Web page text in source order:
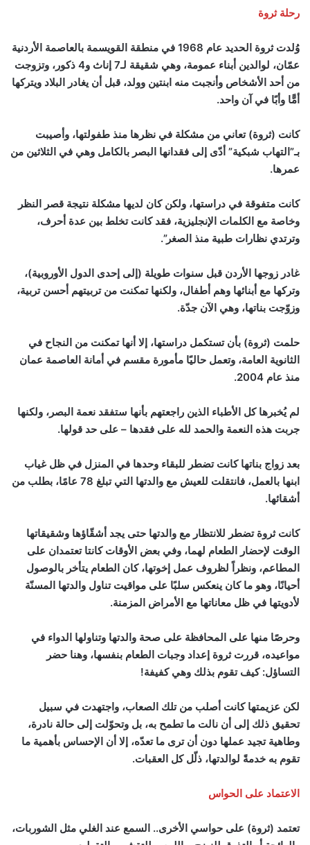
رحلة ثروة
وُلدت ثروة الحديد عام 1968 في منطقة القويسمة بالعاصمة الأردنية
عمّان، لوالدين أبناء عمومة، وهي شقيقة لـ7 إناث و4 ذكور، وتزوجت
من أحد الأشخاص وأنجبت منه ابنتين وولد، قبل أن يغادر البلاد ويتركها
أمًّا وأبًا في آن واحد.
كانت (ثروة) تعاني من مشكلة في نظرها منذ طفولتها، وأصيبت
بـ”التهاب شبكية” أدّى إلى فقدانها البصر بالكامل وهي في الثلاثين من
عمرها.
كانت متفوقة في دراستها، ولكن كان لديها مشكلة نتيجة قصر النظر
وخاصة مع الكلمات الإنجليزية، فقد كانت تخلط بين عدة أحرف،
وترتدي نظارات طبية منذ الصغر”.
غادر زوجها الأردن قبل سنوات طويلة (إلى إحدى الدول الأوروبية)،
وتركها مع أبنائها وهم أطفال، ولكنها تمكنت من تربيتهم أحسن تربية،
وزوّجت بناتها، وهي الآن جدّة.
حلمت (ثروة) بأن تستكمل دراستها، إلا أنها تمكنت من النجاح في
الثانوية العامة، وتعمل حاليًا مأمورة مقسم في أمانة العاصمة عمان
منذ عام 2004.
لم يُخبرها كل الأطباء الذين راجعتهم بأنها ستفقد نعمة البصر، ولكنها
جربت هذه النعمة والحمد لله على فقدها – على حد قولها.
بعد زواج بناتها كانت تضطر للبقاء وحدها في المنزل في ظل غياب
ابنها بالعمل، فانتقلت للعيش مع والدتها التي تبلغ 78 عامًا، بطلب من
أشقائها.
كانت ثروة تضطر للانتظار مع والدتها حتى يجد أشقّاؤها وشقيقاتها
الوقت لإحضار الطعام لهما، وفي بعض الأوقات كانتا تعتمدان على
المطاعم، ونظراً لظروف عمل إخوتها، كان الطعام يتأخر بالوصول
أحيانًا، وهو ما كان ينعكس سلبًا على مواقيت تناول والدتها المسنّة
لأدويتها في ظل معاناتها مع الأمراض المزمنة.
وحرصًا منها على المحافظة على صحة والدتها وتناولها الدواء في
مواعيده، قررت ثروة إعداد وجبات الطعام بنفسها، وهنا حضر
التساؤل: كيف تقوم بذلك وهي كفيفة!
لكن عزيمتها كانت أصلب من تلك الصعاب، واجتهدت في سبيل
تحقيق ذلك إلى أن نالت ما تطمح به، بل وتحوّلت إلى حالة نادرة،
وطاهية تجيد عملها دون أن ترى ما تعدّه، إلا أن الإحساس بأهمية ما
تقوم به خدمةً لوالدتها، ذلّل كل العقبات.
الاعتماد على الحواس
تعتمد (ثروة) على حواسي الأخرى.. السمع عند الغلي مثل الشوربات،